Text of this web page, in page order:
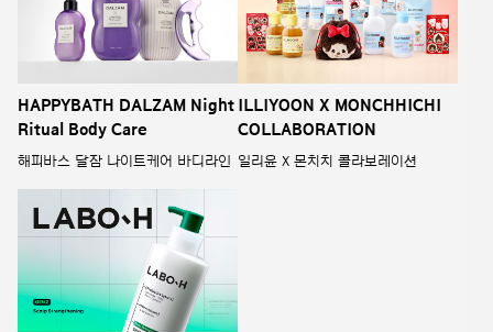
HAPPYBATH DALZAM Night
Ritual Body Care
해피바스 달잠 나이트케어 바디라인
ILLIYOON X MONCHHICHI
COLLABORATION
일리윤 X 몬치치 콜라보레이션